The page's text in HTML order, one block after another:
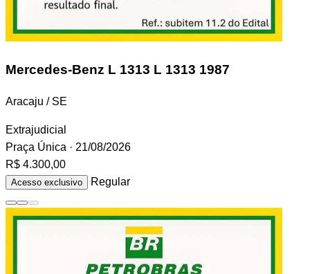
Mercedes-Benz L 1313 L 1313 1987
Aracaju / SE
Extrajudicial
Praça Única · 21/08/2026
R$ 4.300,00
Acesso exclusivo Regular